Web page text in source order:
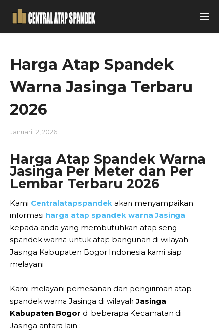
Harga Atap Spandek
Warna Jasinga Terbaru
2026
Januari 12, 2026
Harga Atap Spandek Warna
Jasinga Per Meter dan Per
Lembar Terbaru 2026
Kami Centralatapspandek akan menyampaikan
informasi harga atap spandek warna Jasinga
kepada anda yang membutuhkan atap seng
spandek warna untuk atap bangunan di wilayah
Jasinga Kabupaten Bogor Indonesia kami siap
melayani.
Kami melayani pemesanan dan pengiriman atap
spandek warna Jasinga di wilayahJasinga
Kabupaten Bogor di beberapa Kecamatan di
Jasinga antara lain :